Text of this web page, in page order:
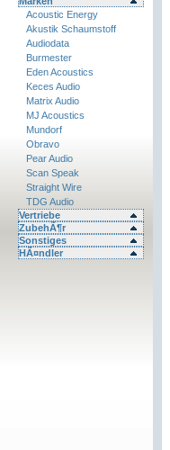
Acoustic Energy
Akustik Schaumstoff
Audiodata
Burmester
Eden Acoustics
Keces Audio
Matrix Audio
MJ Acoustics
Mundorf
Obravo
Pear Audio
Scan Speak
Straight Wire
TDG Audio
Vertriebe
ZubehÃ¶r
Sonstiges
HÃ¤ndler